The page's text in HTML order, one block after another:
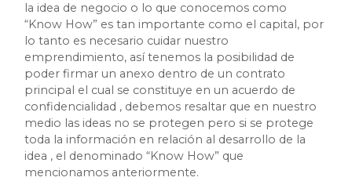
la idea de negocio o lo que conocemos como
“Know How” es tan importante como el capital, por
lo tanto es necesario cuidar nuestro
emprendimiento, así tenemos la posibilidad de
poder firmar un anexo dentro de un contrato
principal el cual se constituye en un acuerdo de
confidencialidad , debemos resaltar que en nuestro
medio las ideas no se protegen pero si se protege
toda la información en relación al desarrollo de la
idea , el denominado “Know How” que
mencionamos anteriormente.